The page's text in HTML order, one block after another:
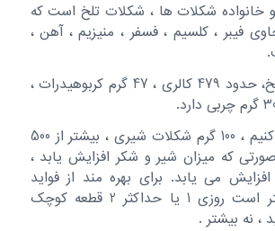
شکلات ها ، شکلات تلخ است که
فیبر ، کلسیم ، فسفر ، منیزیم ، آهن ،
100 گرم شکلات تلخ، حدود 479 کالری ، 47 گرم کربوهیدرات ،
بخواهیم مقایسه کنیم ، 100 گرم شکلات شیری ، بیشتر از 500
که میزان شیر و شکر افزایش یابد ،
می یابد. برای بهره مند از فواید
شکلات تلخ ، بهتر است روزی 1 یا حداکثر 2 قطعه کوچک
، نه بیشتر .